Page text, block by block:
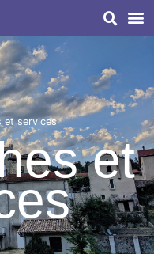
et services
et